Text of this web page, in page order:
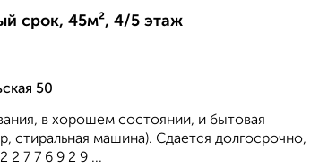
срок, 45м², 4/5 этаж
50
в хорошем состоянии, и бытовая
стиральная машина). Сдается долгосрочно,
2 7 7 6 9 2 9 ...